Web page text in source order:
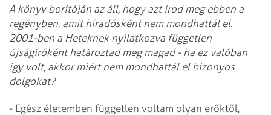
A könyv borítóján az áll, hogy azt írod meg ebben a
regényben, amit híradósként nem mondhattál el.
2001-ben a Heteknek nyilatkozva független
újságíróként határoztad meg magad - ha ez valóban
így volt, akkor miért nem mondhattál el bizonyos
dolgokat?
- Egész életemben független voltam olyan erőktől,